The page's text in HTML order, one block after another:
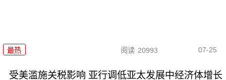
最热 阅读 20993 07-25
受美滥施关税影响 亚行调低亚太发展中经济体增长